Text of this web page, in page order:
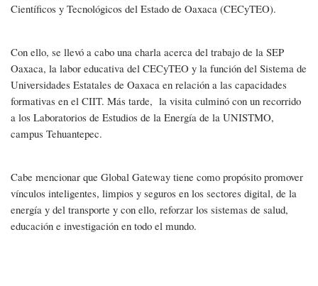
Científicos y Tecnológicos del Estado de Oaxaca (CECyTEO).
Con ello, se llevó a cabo una charla acerca del trabajo de la SEP
Oaxaca, la labor educativa del CECyTEO y la función del Sistema de
Universidades Estatales de Oaxaca en relación a las capacidades
formativas en el CIIT. Más tarde, la visita culminó con un recorrido
a los Laboratorios de Estudios de la Energía de la UNISTMO,
campus Tehuantepec.
Cabe mencionar que Global Gateway tiene como propósito promover
vínculos inteligentes, limpios y seguros en los sectores digital, de la
energía y del transporte y con ello, reforzar los sistemas de salud,
educación e investigación en todo el mundo.